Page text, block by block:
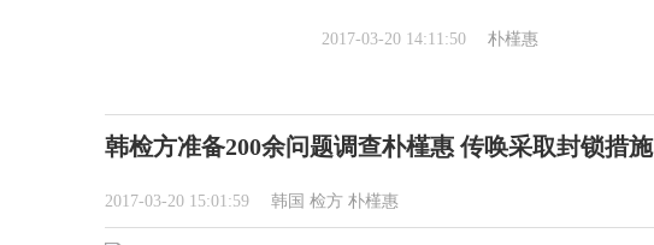
2017-03-20 14:11:50 朴槿惠
韩检方准备200余问题调查朴槿惠 传唤采取封锁措施
2017-03-20 15:01:59 韩国 检方 朴槿惠